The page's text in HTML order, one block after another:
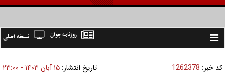
Toggle
نسخه اصلی روزنامه جوان
کد خبر: 1262378 تاریخ انتشار: ۱۵ آبان ۱۴۰۳ - ۲۳:۰۰